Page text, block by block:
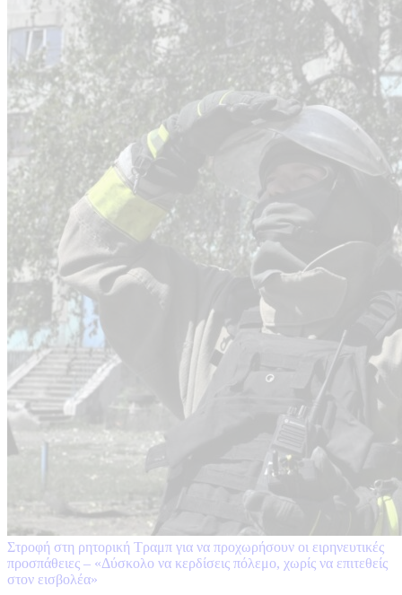
Στροφή στη ρητορική Τραμπ για να προχωρήσουν οι ειρηνευτικές
προσπάθειες – «Δύσκολο να κερδίσεις πόλεμο, χωρίς να επιτεθείς
στον εισβολέα»